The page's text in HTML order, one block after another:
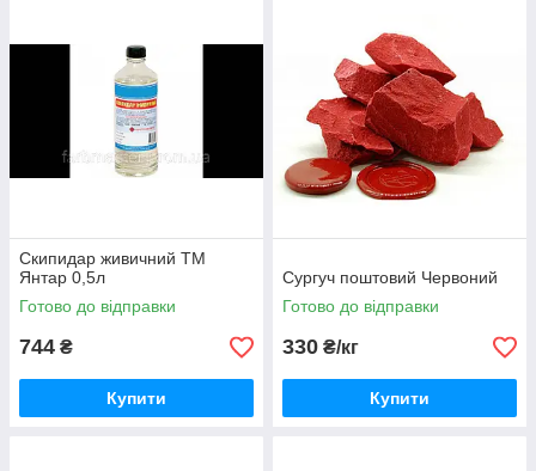
Скипидар живичний ТМ
Янтар 0,5л
Готово до відправки
744 ₴
Купити
Сургуч поштовий Червоний
Готово до відправки
330 ₴/кг
Купити